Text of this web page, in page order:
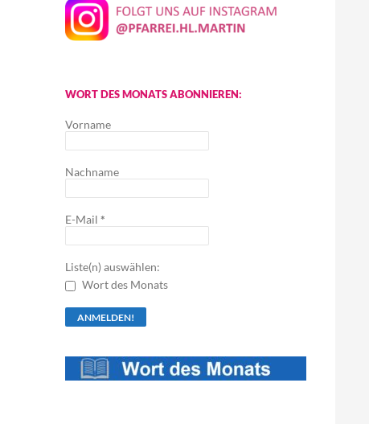
WORT DES MONATS ABONNIEREN:
Vorname
Nachname
E-Mail *
Liste(n) auswählen:
Wort des Monats